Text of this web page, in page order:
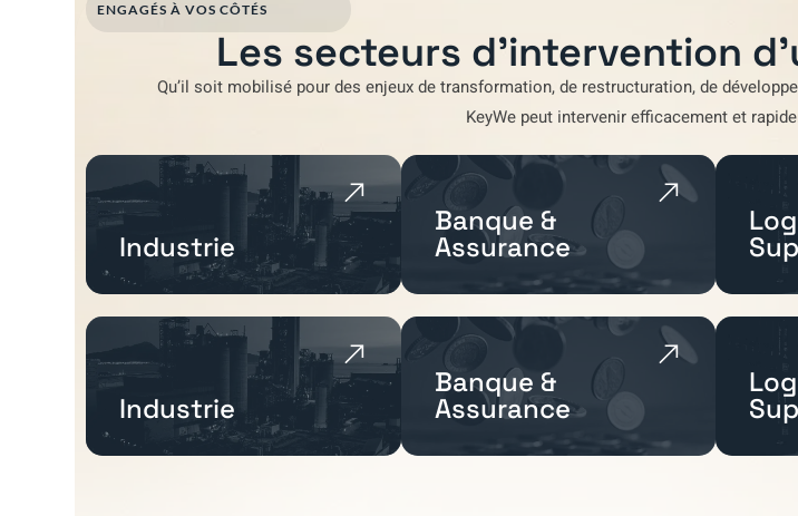
ENGAGÉS À VOS CÔTÉS
Les secteurs d'intervention
Qu’il soit mobilisé pourdes enjeux de transformation,de restructuration,de
KeyWepeut intervenir efficacement et
Industrie
Banque &
Assurance
Industrie
Banque &
Assurance